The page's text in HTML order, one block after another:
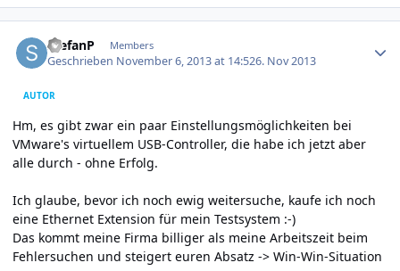
StefanP Members
Geschrieben November 6, 2013 at 14:526. Nov 2013
AUTOR
Hm, es gibt zwar ein paar Einstellungsmöglichkeiten bei
VMware's virtuellem USB-Controller, die habe ich jetzt aber
alle durch - ohne Erfolg.
Ich glaube, bevor ich noch ewig weitersuche, kaufe ich noch
eine Ethernet Extension für mein Testsystem :-)
Das kommt meine Firma billiger als meine Arbeitszeit beim
Fehlersuchen und steigert euren Absatz -> Win-Win-Situation